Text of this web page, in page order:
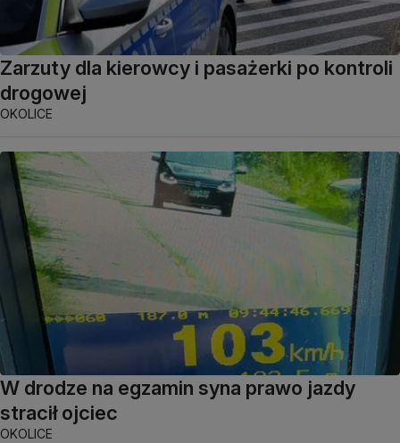
Zarzuty dla kierowcy i pasażerki po kontroli
drogowej
OKOLICE
W drodze na egzamin syna prawo jazdy
stracił ojciec
OKOLICE